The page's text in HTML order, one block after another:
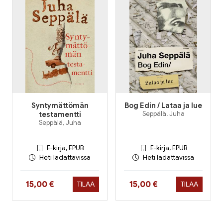
Syntymättömän
testamentti
Seppälä, Juha
E-kirja, EPUB
Heti ladattavissa
Hinta nyt
15,00 € TILAA
Bog Edin / Lataa ja lue
Seppälä, Juha
E-kirja, EPUB
Heti ladattavissa
Hinta nyt
15,00 € TILAA